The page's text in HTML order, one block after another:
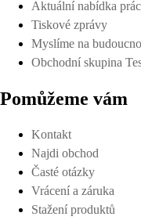
Aktuální nabídka
Tiskové zprávy
Myslíme na
Obchodní skupina
Pomůžeme vám
Kontakt
Najdi obchod
Časté otázky
Vrácení a záruka
Stažení produktů